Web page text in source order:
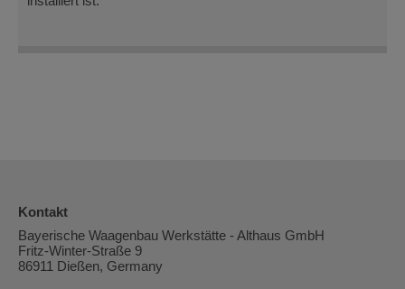
Kontakt
Bayerische Waagenbau Werkstätte - Althaus GmbH
Fritz-Winter-Straße 9
86911 Dießen, Germany